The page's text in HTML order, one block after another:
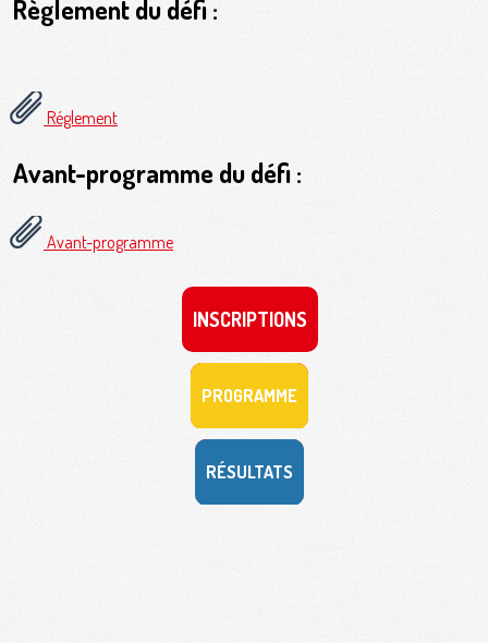
Règlement du défi :
Réglement
Avant-programme du défi :
Avant-programme
INSCRIPTIONS
PROGRAMME
RÉSULTATS